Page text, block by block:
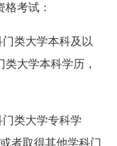
考试：
类大学本科及以
类大学本科学历，
类大学专科学
者取得其他学科门